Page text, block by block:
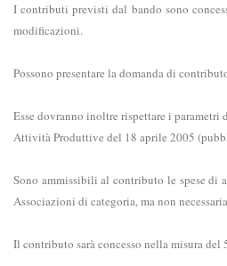
I contributi previsti dal bando sono
modificazioni.
Possono presentare la domanda di
Esse dovranno inoltre rispettare i
Attività Produttive del 18 aprile 2005
Sono ammissibili al contributo le spese
Associazioni di categoria, ma non
Il contributo sarà concesso nella misura